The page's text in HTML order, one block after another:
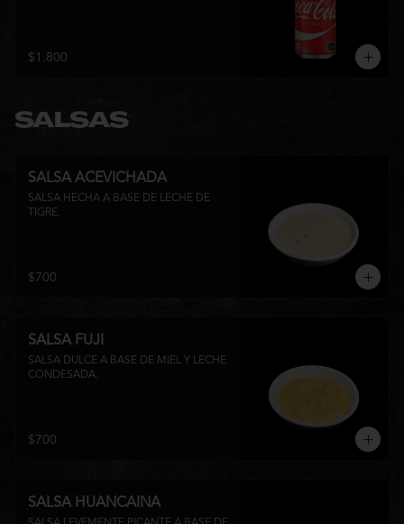
$1.800
SALSAS
SALSA ACEVICHADA
SALSA HECHA A BASE DE LECHE DE
TIGRE.
$700
SALSA FUJI
SALSA DULCE A BASE DE MIEL Y LECHE
CONDESADA.
$700
SALSA HUANCAINA